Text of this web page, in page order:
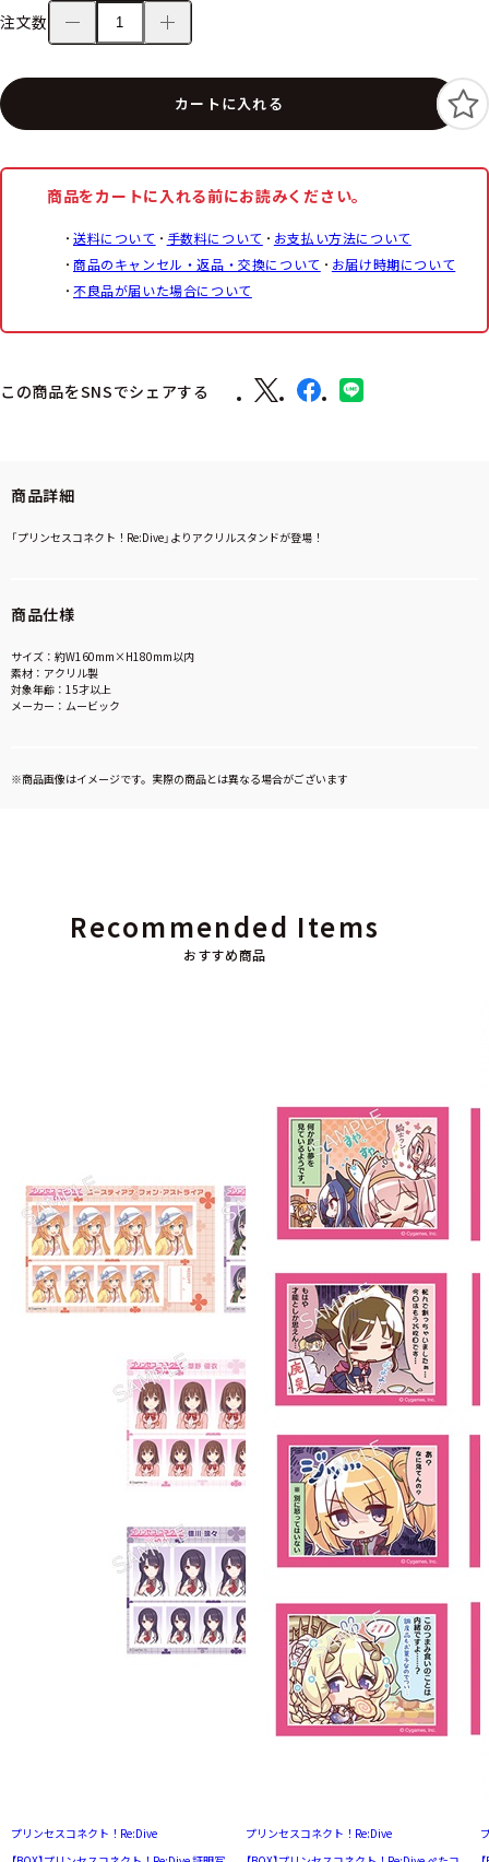
注文数
カートに入れる
商品をカートに入れる前にお読みください。
送料について 手数料について
お支払い方法について
商品のキャンセル・返品・交換について
お届け時期について
不良品が届いた場合について
この商品をSNSでシェアする
商品詳細
「プリンセスコネクト！Re:Dive」よりアクリルスタンドが登場！
商品仕様
サイズ：約W160mm×H180mm以内
素材：アクリル製
対象年齢：15才以上
メーカー：ムービック
※商品画像はイメージです。実際の商品とは異なる場合がございます
おすすめ商品
Recommended Items
プリンセスコネクト！Re:Dive
プリンセスコネクト！Re:Dive